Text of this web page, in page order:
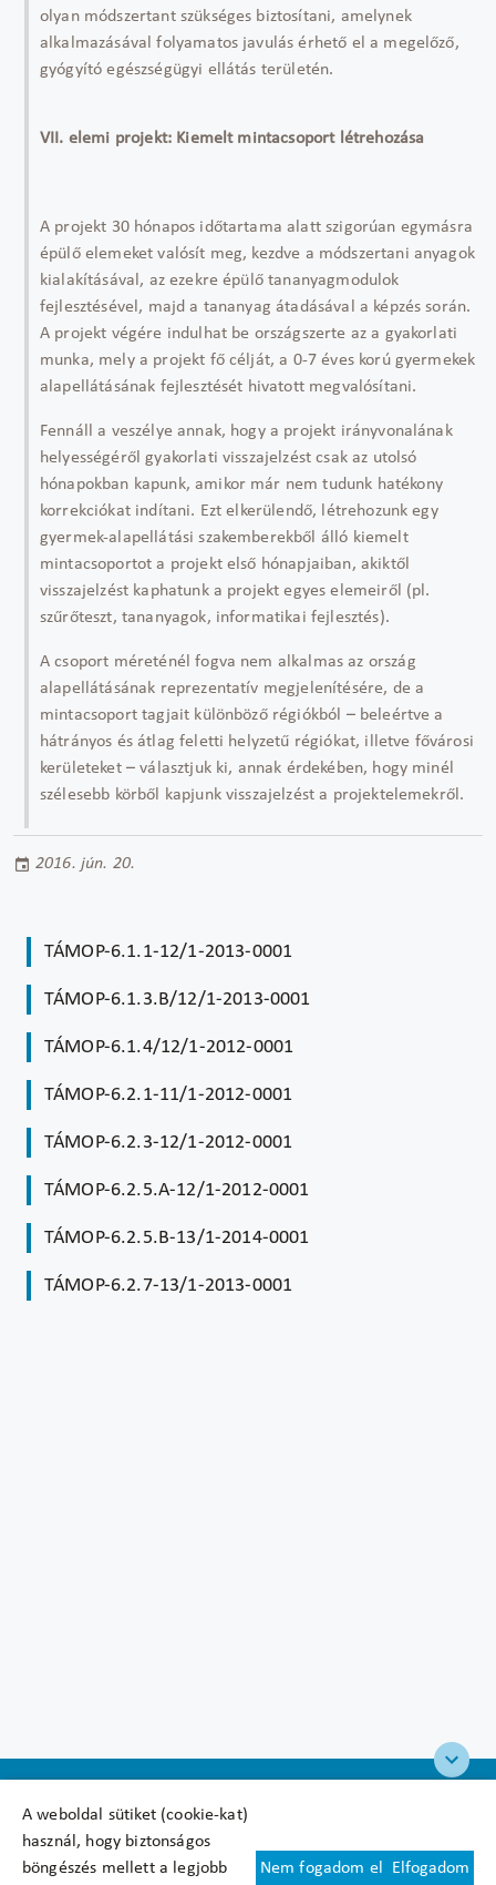
A weboldal sütiket (cookie-kat)
használ, hogy biztonságos
böngészés mellett a legjobb
Nem fogadom el Elfogadom
olyan módszertant szükséges biztosítani, amelynek
alkalmazásával folyamatos javulás érhető el a megelőző,
gyógyító egészségügyi ellátás területén.
VII. elemi projekt: Kiemelt mintacsoport létrehozása
A projekt 30 hónapos időtartama alatt szigorúan egymásra
épülő elemeket valósít meg, kezdve a módszertani anyagok
kialakításával, az ezekre épülő tananyagmodulok
fejlesztésével, majd a tananyag átadásával a képzés során.
A projekt végére indulhat be országszerte az a gyakorlati
munka, mely a projekt fő célját, a 0-7 éves korú gyermekek
alapellátásának fejlesztését hivatott megvalósítani.
Fennáll a veszélye annak, hogy a projekt irányvonalának
helyességéről gyakorlati visszajelzést csak az utolsó
hónapokban kapunk, amikor már nem tudunk hatékony
korrekciókat indítani. Ezt elkerülendő, létrehozunk egy
gyermek-alapellátási szakemberekből álló kiemelt
mintacsoportot a projekt első hónapjaiban, akiktől
visszajelzést kaphatunk a projekt egyes elemeiről (pl.
szűrőteszt, tananyagok, informatikai fejlesztés).
A csoport méreténél fogva nem alkalmas az ország
alapellátásának reprezentatív megjelenítésére, de a
mintacsoport tagjait különböző régiókból – beleértve a
hátrányos és átlag feletti helyzetű régiókat, illetve fővárosi
kerületeket – választjuk ki, annak érdekében, hogy minél
szélesebb körből kapjunk visszajelzést a projektelemekről.
2016. jún. 20.
TÁMOP-6.1.1-12/1-2013-0001
TÁMOP-6.1.3.B/12/1-2013-0001
TÁMOP-6.1.4/12/1-2012-0001
TÁMOP-6.2.1-11/1-2012-0001
TÁMOP-6.2.3-12/1-2012-0001
TÁMOP-6.2.5.A-12/1-2012-0001
TÁMOP-6.2.5.B-13/1-2014-0001
TÁMOP-6.2.7-13/1-2013-0001
Felhasználási feltételek